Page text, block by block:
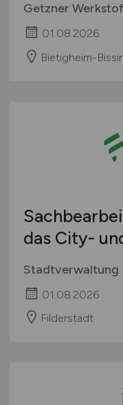
Getzner
01.08.2026
Bietigheim-
das City-
Stadtverwaltung
01.08.2026
Filderstadt